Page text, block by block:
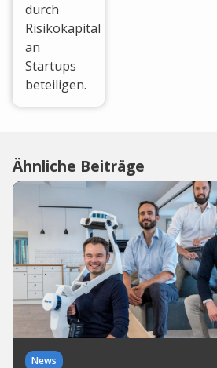
durch
Risikokapital
an
Startups
beteiligen.
Ähnliche Beiträge
News